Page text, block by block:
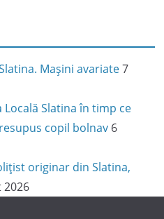
Mașini avariate 7
Slatina în timp ce
copil bolnav 6
originar din Slatina,
2026